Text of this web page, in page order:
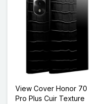
View Cover Honor 70
Pro Plus Cuir Texture